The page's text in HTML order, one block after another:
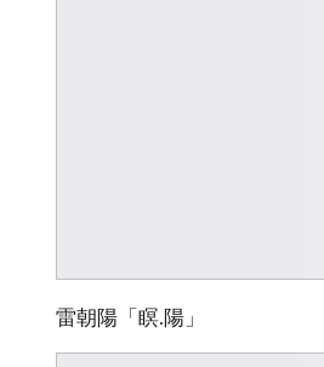
雷朝陽「瞑.陽」